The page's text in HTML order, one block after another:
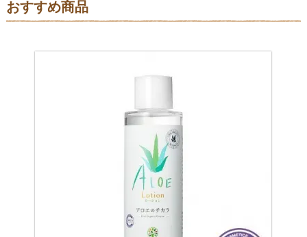
おすすめ商品